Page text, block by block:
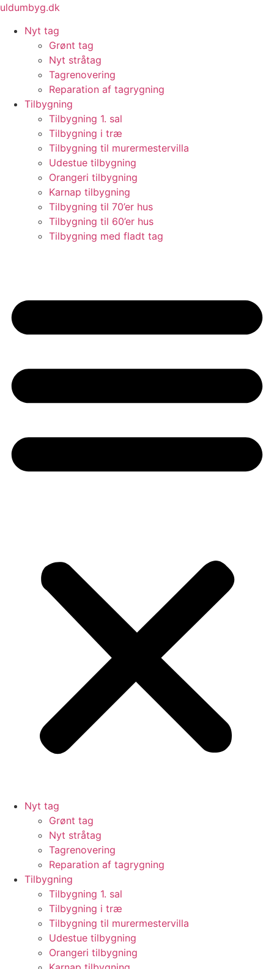
Videre
indhold
uldumbyg.dk
Nyt tag
Grønt tag
Nyt stråtag
Tagrenovering
Reparation af tagrygning
Tilbygning
Tilbygning 1. sal
Tilbygning i træ
Tilbygning til murermestervilla
Udestue tilbygning
Orangeri tilbygning
Karnap tilbygning
Tilbygning til 70’er hus
Tilbygning til 60’er hus
Tilbygning med fladt tag
Nyt tag
Grønt tag
Nyt stråtag
Tagrenovering
Reparation af tagrygning
Tilbygning
Tilbygning 1. sal
Tilbygning i træ
Tilbygning til murermestervilla
Udestue tilbygning
Orangeri tilbygning